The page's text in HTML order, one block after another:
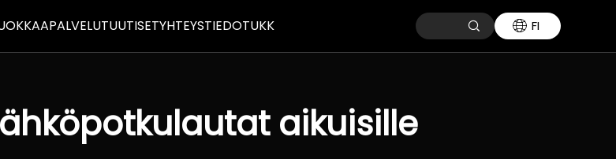
PALVELUTUUTISETYHTEYSTIEDOTUKK FI
aikuisille